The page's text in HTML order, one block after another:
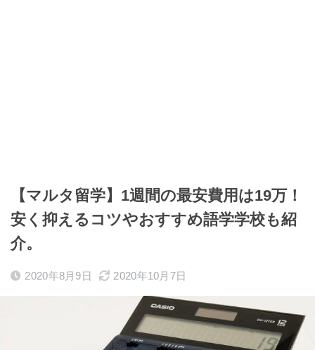
【マルタ留学】1週間の最安費用は19万！
安く抑えるコツやおすすめ語学学校も紹
介。
2020年8月9日 2020年10月7日